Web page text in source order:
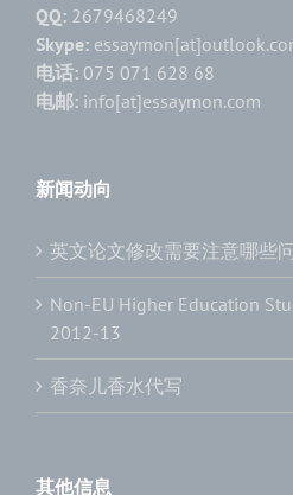
QQ: 2679468249
Skype:
电话: 075 071 628 68
电邮: info[at]essaymon.com
新闻动向
英文论文修改需要注意哪些
Non-EU Higher Education
2012-13
香奈儿香水代写
其他信息